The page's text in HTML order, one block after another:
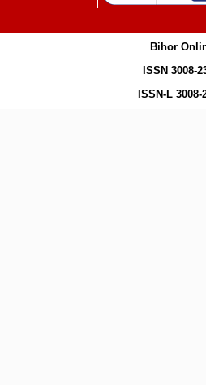
Bihor
ISSN 3008-
ISSN-L 3008-